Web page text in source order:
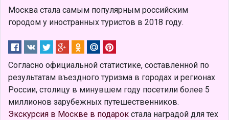
Москва стала самым популярным российским
городом у иностранных туристов в 2018 году.
Согласно официальной статистике, составленной по
результатам въездного туризма в городах и регионах
России, столицу в минувшем году посетили более 5
миллионов зарубежных путешественников.
Экскурсия в Москве в подарок стала наградой для тех